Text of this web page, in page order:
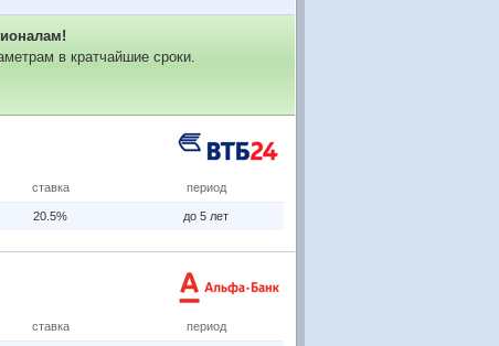
в кратчайшие сроки.
ставка период
20.5% до 5 лет
ставка период